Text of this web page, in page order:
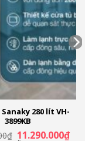
280 lít VH-
3899KB
₫ Giá
11.290.000₫Giá